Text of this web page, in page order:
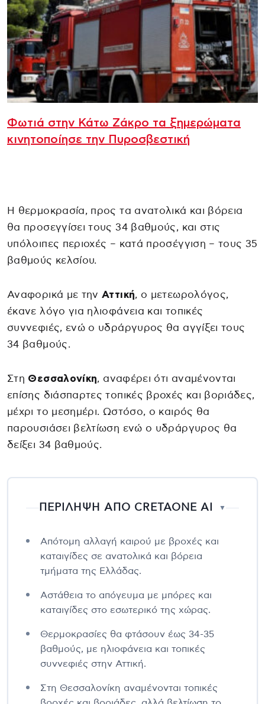
Φωτιά στην Κάτω Ζάκρο τα ξημερώματα
κινητοποίησε την Πυροσβεστική
Η θερμοκρασία, προς τα ανατολικά και βόρεια
θα προσεγγίσει τους 34 βαθμούς, και στις
υπόλοιπες περιοχές – κατά προσέγγιση – τους 35
βαθμούς κελσίου.
Αναφορικά με τηνΑττική, ο μετεωρολόγος,
έκανε λόγο για ηλιοφάνεια και τοπικές
συννεφιές, ενώ ο υδράργυρος θα αγγίξει τους
34 βαθμούς.
Στη Θεσσαλονίκη, αναφέρει ότι αναμένονται
επίσης διάσπαρτες τοπικές βροχές και βοριάδες,
μέχρι το μεσημέρι. Ωστόσο, ο καιρός θα
παρουσιάσει βελτίωση ενώ ο υδράργυρος θα
δείξει 34 βαθμούς.
ΠΕΡΙΛΗΨΗ ΑΠΟ CRETAONE AI ▼
Απότομη αλλαγή καιρού με βροχές και
καταιγίδες σε ανατολικά και βόρεια
τμήματα της Ελλάδας.
Αστάθεια το απόγευμα με μπόρες και
καταιγίδες στο εσωτερικό της χώρας.
Θερμοκρασίες θα φτάσουν έως 34-35
βαθμούς, με ηλιοφάνεια και τοπικές
συννεφιές στην Αττική.
Στη Θεσσαλονίκη αναμένονται τοπικές